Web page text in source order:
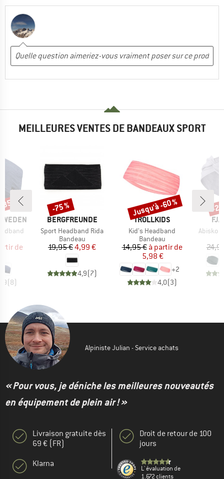
MEILLEURES VENTES DE BANDEAUX SPORT
réduit
de
(8)
%
MARQUE
BERGFREUNDE
Article
Sport Headband Rida
Product group
Bandeau
Prix
19,95 €Prix réduit
4,99 €
4,9(7)
Remise
-75 %
MARQUE
TROLLKIDS
Article
Kid's Headband
Product group
Bandeau
Prix
14,95 € Prix réduit
à partir de
5,98 €
+2
4,0(3)
Remise
Jusqu'à -60 %
Article
Abisko
-
Alpiniste Julian - Service achats
« Pour vous, je déniche les meilleures nouveautés
en équipement de plein air ! »
Livraison gratuite dès
69 € (FR)
Klarna
Droit de retour de 100
jours
L' évaluation de
1.672 clients